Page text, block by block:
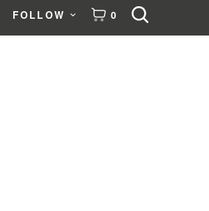
FOLLOW 0